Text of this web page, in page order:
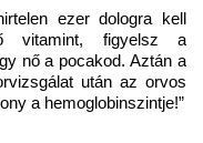
ezer dologra kell
vitamint, figyelsz a
nő a pocakod. Aztán a
után az orvos
a hemoglobinszintje!”